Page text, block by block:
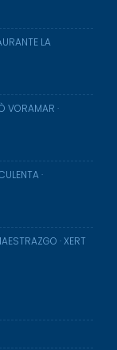
LA
VORAMAR ·
·
· XERT